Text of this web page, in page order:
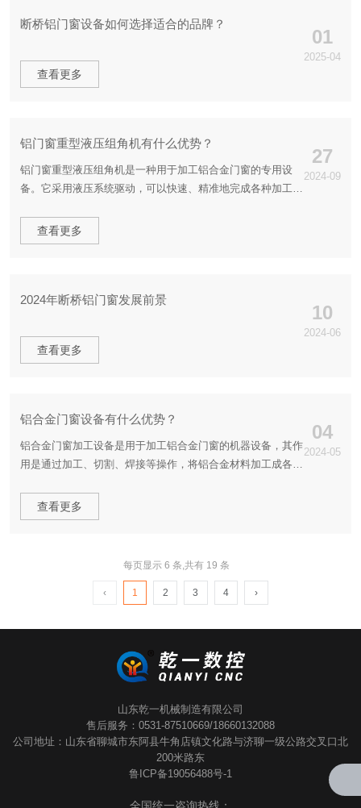
01
2025-04
断桥铝门窗设备如何选择适合的品牌？
查看更多
27
2024-09
铝门窗重型液压组角机有什么优势？
铝门窗重型液压组角机是一种用于加工铝合金门窗的专用设
备。它采用液压系统驱动，可以快速、精准地完成各种加工操
便，适用于各种规格和型号的铝合金门窗加工。
查看更多
10
2024-06
2024年断桥铝门窗发展前景
查看更多
04
2024-05
铝合金门窗设备有什么优势？
铝合金门窗加工设备是用于加工铝合金门窗的机器设备，其作
用是通过加工、切割、焊接等操作，将铝合金材料加工成各种
以下是其中一些主要优势：
查看更多
每页显示 6 条,共有 19 条
‹ 1 2 3 4 ›
山东乾一机械制造有限公司
售后服务：0531-87510669/18660132088
公司地址：山东省聊城市东阿县牛角店镇文化路与济聊一级公路交叉口北
200米路东
鲁ICP备19056488号-1
全国统一咨询热线：